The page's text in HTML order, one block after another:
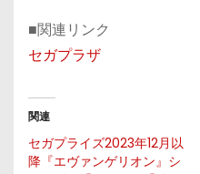
■関連リンク
セガプラザ
関連
セガプライズ2023年12月以
降『エヴァンゲリオン』シ